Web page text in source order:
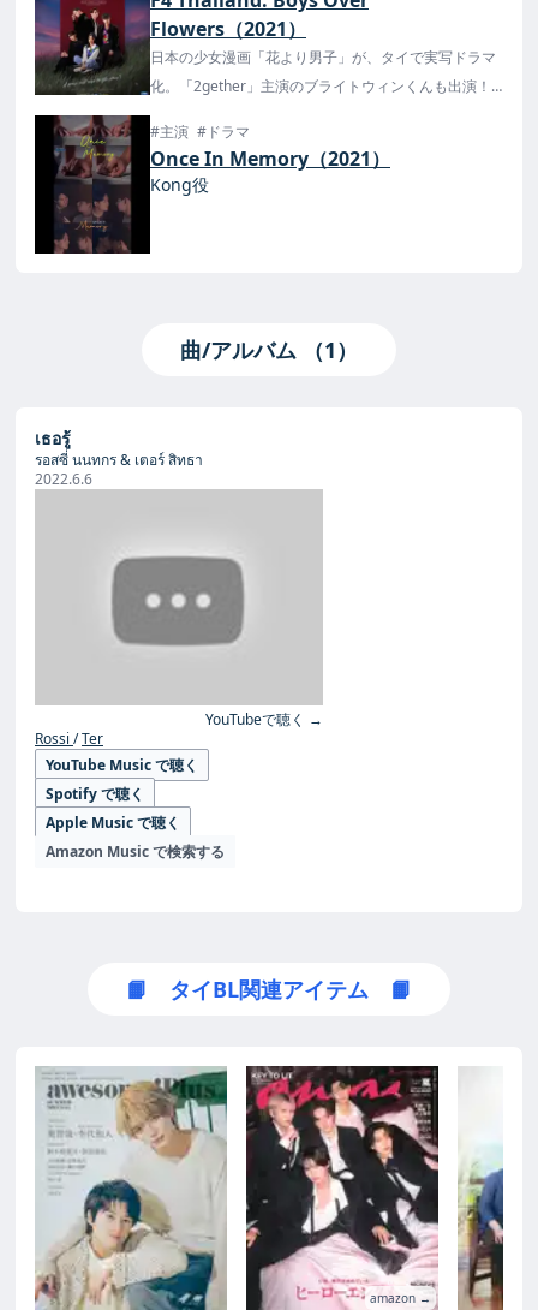
Flowers（2021）
日本の少女漫画「花より男子」が、タイで実写ドラマ
化。「2gether」主演のブライトウィンくんも出演！
#主演 #ドラマ
Once In Memory（2021）
Kong役
曲/アルバム （1）
เธอรู้
รอสซี่ นนทกร & เตอร์ สิทธา
2022.6.6
YouTubeで聴く →
Rossi
Ter
YouTube Music で聴く
Spotify で聴く
Apple Music で聴く
Amazon Music で検索する
📙 タイBL関連アイテム 📙
amazon →